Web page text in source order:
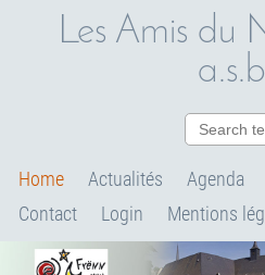
Les Amis du
Home Actualités Agenda
Contact
Login Mentions